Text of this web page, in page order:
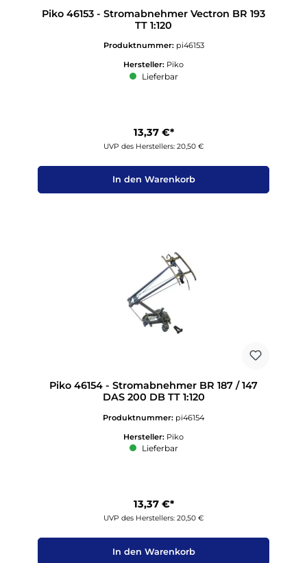
Piko 46153 - Stromabnehmer Vectron BR 193
TT 1:120
Produktnummer: pi46153
Hersteller: Piko
Lieferbar
13,37 €*
UVP des Herstellers: 20,50 €
In den Warenkorb
Piko 46154 - Stromabnehmer BR 187 / 147
DAS 200 DB TT 1:120
Produktnummer: pi46154
Hersteller: Piko
Lieferbar
13,37 €*
UVP des Herstellers: 20,50 €
In den Warenkorb